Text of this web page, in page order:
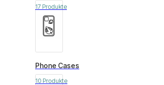
17 Produkte
Phone Cases
10 Produkte